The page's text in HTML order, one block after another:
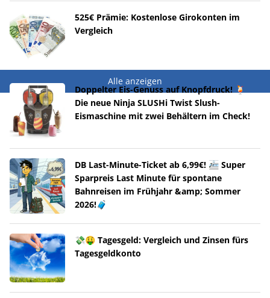
525€ Prämie: Kostenlose Girokonten im
Vergleich
Alle anzeigen
Doppelter Eis-Genuss auf Knopfdruck! 🍹
Die neue Ninja SLUSHi Twist Slush-
Eismaschine mit zwei Behältern im Check!
DB Last-Minute-Ticket ab 6,99€! 🚈 Super
Sparpreis Last Minute für spontane
Bahnreisen im Frühjahr &amp; Sommer
2026!🧳
💸🤑 Tagesgeld: Vergleich und Zinsen fürs
Tagesgeldkonto